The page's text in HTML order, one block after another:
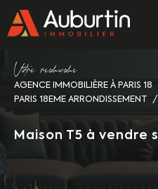
Vore recece
AGENCE IMMOBILIÈRE À PARIS 18
PARIS 18EME ARRONDISSEMENT
Maison T5 à vendre